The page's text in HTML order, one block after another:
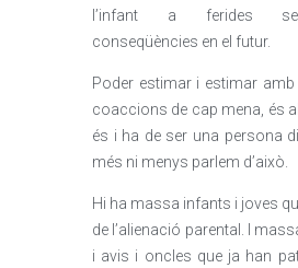
l’infant a ferides
conseqüències en el futur.
Poder estimar i estimar amb
coaccions de cap mena, és
és i ha de ser una persona
més ni menys parlem d’això.
Hi ha massa infants i joves
de l’alienació parental. I
i avis i oncles que ja han